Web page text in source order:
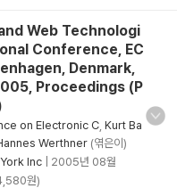
Web Technologi
Conference, EC
Denmark,
Proceedings (P
on Electronic C Kurt Ba
Werthner (엮은이)
Inc
2005년 08월
원)